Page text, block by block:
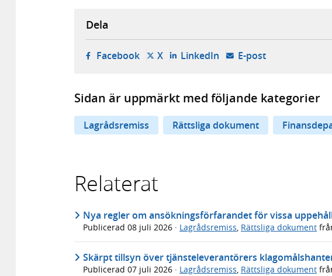
Dela
Facebook- öppnas i ny flik, extern webbplats,
X- öppnas i ny flik, extern webbplats,
LinkedIn- öppnas i ny flik, extern
E-post- öppnar din
Sidan är uppmärkt med följande kategorier
Lagrådsremiss Rättsliga dokument
Relaterat
Nya regler om ansökningsförfarandet för vissa
Publicerad 08 juli 2026 · Lagrådsremiss Rättsliga dokument
Skärpt tillsyn över tjänsteleverantörers
Publicerad 07 juli 2026 · Lagrådsremiss, Rättsliga dokument